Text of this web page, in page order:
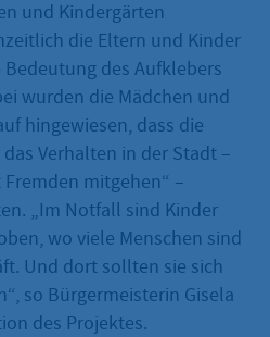
und Kindergärten
die Eltern und Kinder
des Aufklebers
wurden die Mädchen und
hingewiesen, dass die
Verhalten in der Stadt –
mitgehen“ –
„Im Notfall sind Kinder
wo viele Menschen sind
Und dort sollten sie sich
so Bürgermeisterin Gisela
des Projektes.